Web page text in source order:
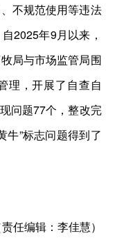
不规范使用等违法
2025年9月以来，
局与市场监管局围
理，开展了自查自
问题77个，整改完
牛”标志问题得到了
责任编辑： 李佳慧）